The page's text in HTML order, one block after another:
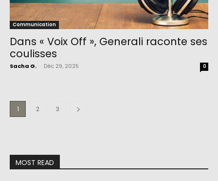
Communication
Dans « Voix Off », Generali raconte ses
coulisses
Sacha G. Déc 29, 2025 0
1 2 3
MOST READ